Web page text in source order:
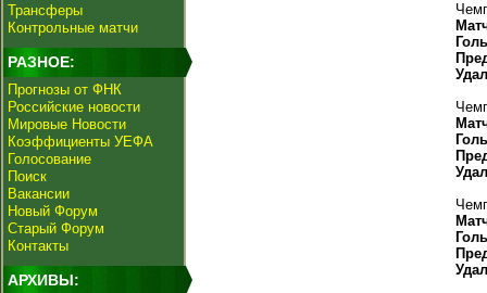
Трансферы
Контрольные матчи
РАЗНОЕ:
Прогнозы от ФНК
Российские новости
Мировые Новости
Коэффициенты УЕФА
Голосование
Поиск
Вакансии
Новый Форум
Старый Форум
Контакты
АРХИВЫ: